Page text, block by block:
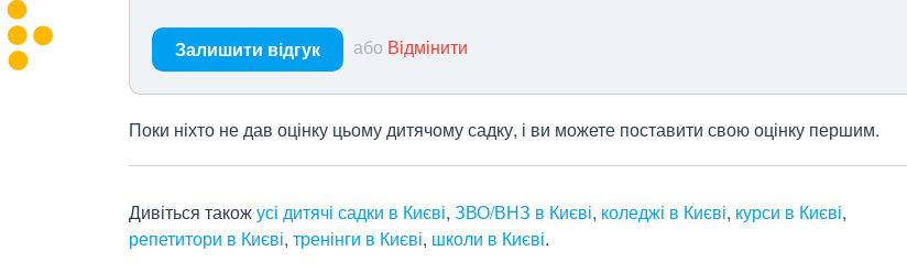
Залишити відгук або Відмінити
Поки ніхто не дав оцінку цьому дитячому садку, і ви можете поставити свою оцінку першим.
Дивіться такожусі дитячі садки в Києві, ЗВО/ВНЗ в Києві, коледжі в Києві, курси в Києві,
репетитори в Києві, тренінги в Києві, школи в Києві.